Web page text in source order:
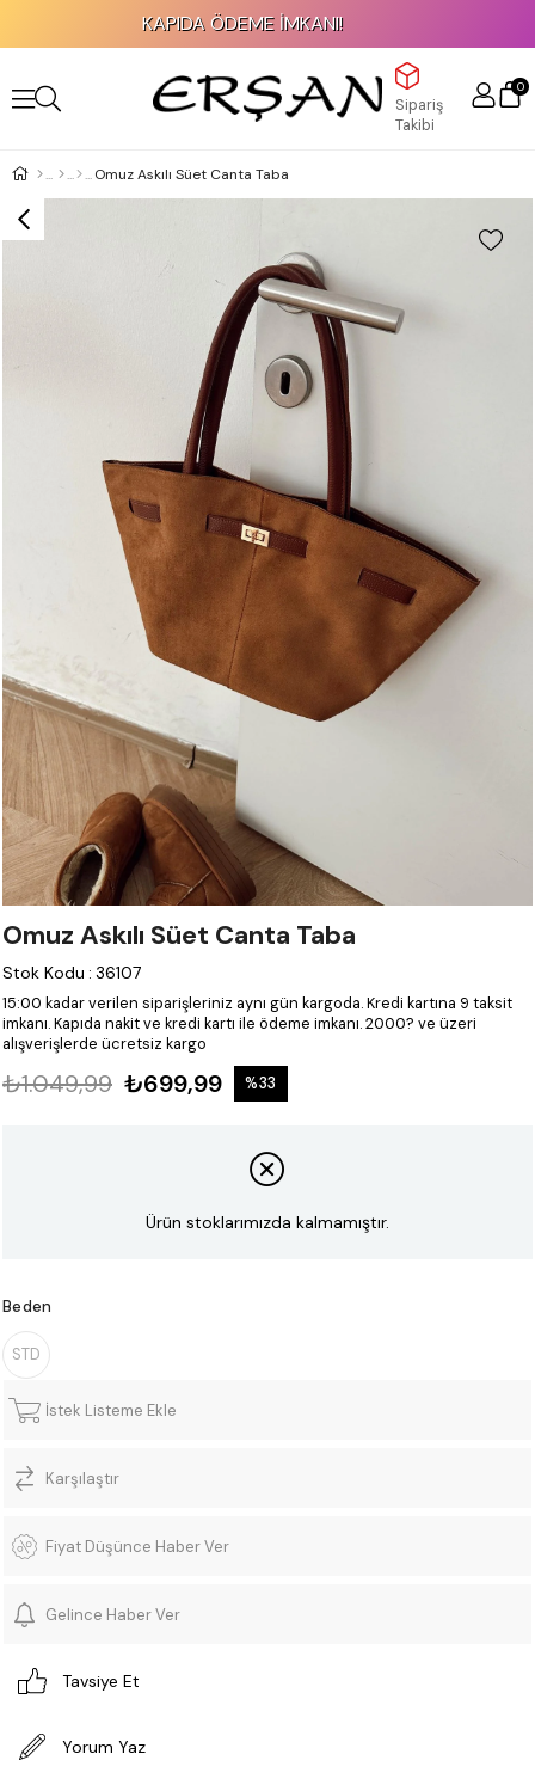
KAPIDA ÖDEME İMKANI!
Sipariş
Takibi
0
Omuz Askılı Süet Canta Taba
Omuz Askılı Süet Canta Taba
Stok Kodu : 36107
15:00 kadar verilen siparişleriniz aynı gün kargoda.Kredi kartına 9 taksit
imkanı.Kapıda nakit ve kredi kartı ile ödeme imkanı.2000? ve üzeri
alışverişlerde ücretsiz kargo
₺1.049,99 ₺699,99 %33
Ürün stoklarımızda kalmamıştır.
Beden
STD
İstek Listeme Ekle
Karşılaştır
Fiyat Düşünce Haber Ver
Gelince Haber Ver
Tavsiye Et
Yorum Yaz